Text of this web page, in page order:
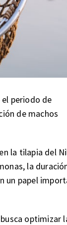
periodo de
de machos
la tilapia del
la
un papel
optimizar